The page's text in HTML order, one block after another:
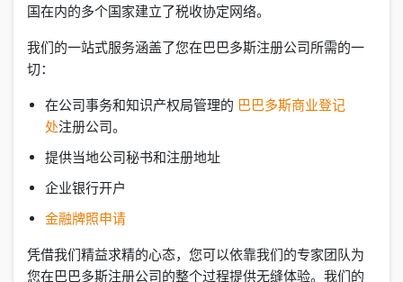
国在内的多个国家建立了税收协定网络。
我们的一站式服务涵盖了您在巴巴多斯注册公司所需的一
切：
在公司事务和知识产权局管理的 巴巴多斯商业登记
处注册公司。
提供当地公司秘书和注册地址
企业银行开户
金融牌照申请
凭借我们精益求精的心态，您可以依靠我们的专家团队为
您在巴巴多斯注册公司的整个过程提供无缝体验。我们的